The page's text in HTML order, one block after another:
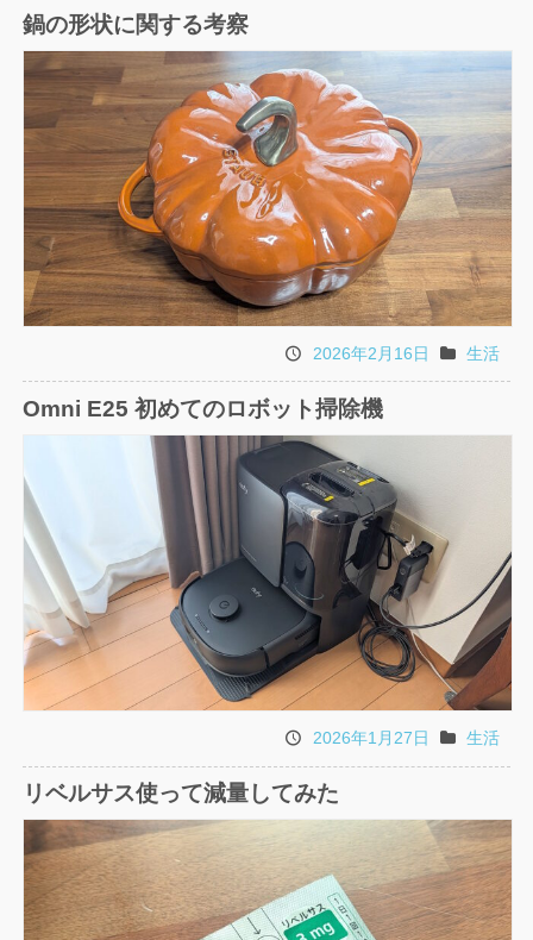
リ
鍋の形状に関する考察
投
稿
日
2026年2月16日
カ
テ
生活
Omni E25 初めてのロボット掃除機
投
稿
日
2026年1月27日
カ
テ
生活
リベルサス使って減量してみた